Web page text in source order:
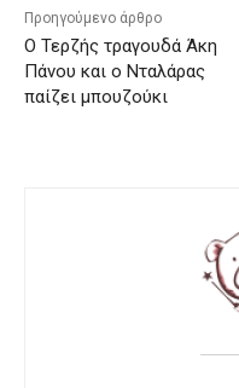
Προηγούμενο άρθρο
Ο Τερζής τραγουδά Άκη
Πάνου και ο Νταλάρας
παίζει μπουζούκι